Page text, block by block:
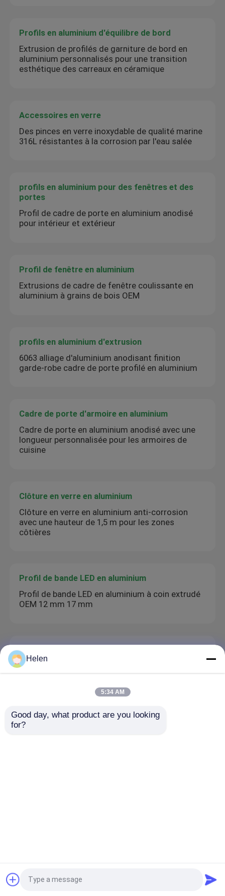
Profils en aluminium d'équilibre de bord
Extrusion de profilés de garniture de bord en
aluminium personnalisés pour une transition
esthétique des carreaux en céramique
Accessoires en verre
Des pinces en verre inoxydable de qualité marine
316L résistantes à la corrosion par l'eau salée
profils en aluminium pour des fenêtres et des
portes
Profil de cadre de porte en aluminium anodisé
pour intérieur et extérieur
Profil de fenêtre en aluminium
Extrusions de cadre de fenêtre coulissante en
aluminium à grains de bois OEM
profils en aluminium d'extrusion
6063 alliage d'aluminium anodisant finition
garde-robe cadre de porte profilé en aluminium
Cadre de porte d'armoire en aluminium
Cadre de porte en aluminium anodisé avec une
longueur personnalisée pour les armoires de
cuisine
Clôture en verre en aluminium
Clôture en verre en aluminium anti-corrosion
avec une hauteur de 1,5 m pour les zones
côtières
Profil de bande LED en aluminium
Profil de bande LED en aluminium à coin extrudé
OEM 12 mm 17 mm
Profil de la jupe en aluminium
Couche en poudre de revêtement de plancher en
aluminium de Cove
Échelle télescopique en aluminium
empreintes digitales avec prise ergonomique
Helen
5:34 AM
Good day, what product are you looking
for?